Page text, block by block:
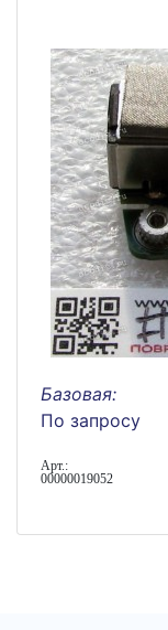
Базовая:
По запросу
Арт.:
00000019052